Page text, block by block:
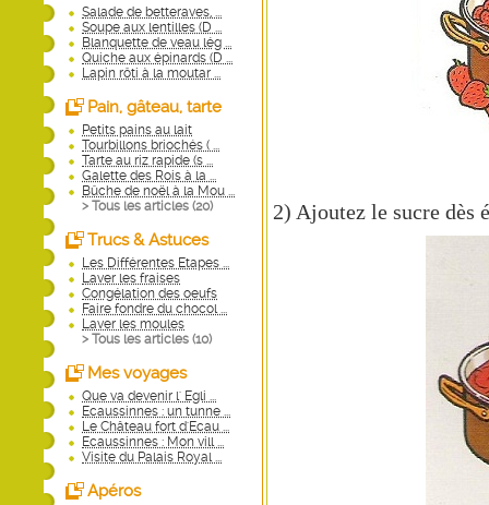
Salade de betteraves, ...
Soupe aux lentilles (D ...
Blanquette de veau lég ...
Quiche aux épinards (D ...
Lapin rôti à la moutar ...
Pain, gâteau, tarte
Petits pains au lait
Tourbillons briochés ( ...
Tarte au riz rapide (s ...
Galette des Rois à la ...
Bûche de noël à la Mou ...
> Tous les articles (20)
Trucs & Astuces
Les Différentes Etapes ...
Laver les fraises
Congélation des oeufs
Faire fondre du chocol ...
Laver les moules
> Tous les articles (10)
Mes voyages
Que va devenir l' Egli ...
Ecaussinnes : un tunne ...
Le Château fort d'Ecau ...
Ecaussinnes : Mon vill ...
Visite du Palais Royal ...
Apéros
2) Ajoutez le sucre dès